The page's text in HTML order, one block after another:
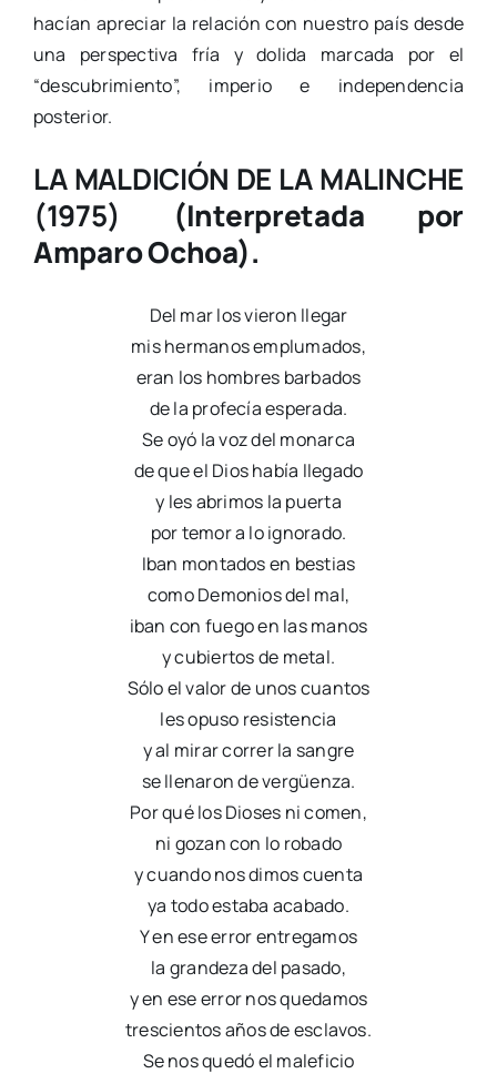
hacían apreciar la relación con nuestro país desde
una perspectiva fría y dolida marcada por el
“descubrimiento”, imperio e independencia
posterior.
LA MALDICIÓN DE LA MALINCHE
(1975) (Interpretada por
Amparo Ochoa).
Del mar los vieron llegar
mis hermanos emplumados,
eran los hombres barbados
de la profecía esperada.
Se oyó la voz del monarca
de que el Dios había llegado
y les abrimos la puerta
por temor a lo ignorado.
Iban montados en bestias
como Demonios del mal,
iban con fuego en las manos
y cubiertos de metal.
Sólo el valor de unos cuantos
les opuso resistencia
y al mirar correr la sangre
se llenaron de vergüenza.
Por qué los Dioses ni comen,
ni gozan con lo robado
y cuando nos dimos cuenta
ya todo estaba acabado.
Y en ese error entregamos
la grandeza del pasado,
y en ese error nos quedamos
trescientos años de esclavos.
Se nos quedó el maleficio